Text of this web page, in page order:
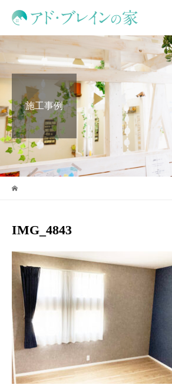
施工事例
IMG_4843